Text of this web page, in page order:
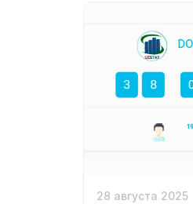
28 августа 2025